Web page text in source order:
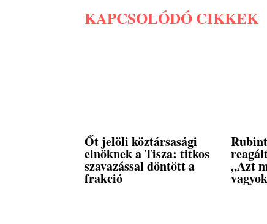
KAPCSOLÓDÓ CIKKEK
Őt jelöli köztársasági
elnöknek a Tisza: titkos
szavazással döntött a
frakció
„Azt